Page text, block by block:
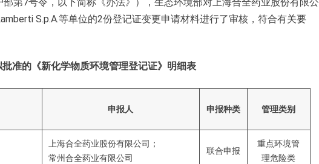
S.p.A.等单位的2份登记证变更申请材料进行了审核，符合有关要
准的《新化学物质环境管理登记证》明细表
申报人 申报种类 管理类别
上海合全药业股份有限公司；
常州合全药业有限公司
联合申报
重点环境管
理危险类